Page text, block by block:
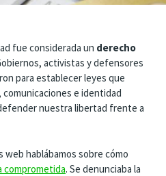
fue considerada un derecho
activistas y defensores
para establecer leyes que
e identidad
nuestra libertad frente a
web hablábamos sobre cómo
comprometida. Se denunciaba la